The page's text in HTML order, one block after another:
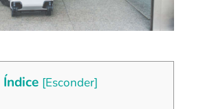
Índice [Esconder]